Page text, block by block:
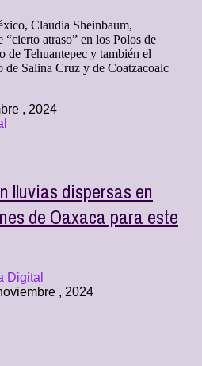
Claudia Sheinbaum,
“cierto atraso” en los Polos de
de Tehuantepec y también el
de Salina Cruz y de Coatzacoalc
, 2024
lluvias dispersas en
de Oaxaca para este
Digital
, 2024